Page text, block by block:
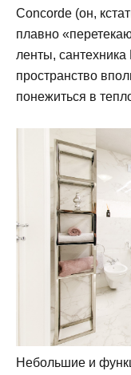
Concorde (он,
плавно
ленты,
пространство
понежиться в
Небольшие и